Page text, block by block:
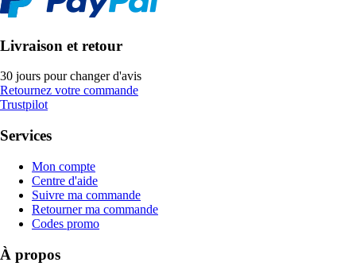
Livraison et retour
30 jours pour changer d'avis
Retournez votre commande
Trustpilot
Services
Mon compte
Centre d'aide
Suivre ma commande
Retourner ma commande
Codes promo
À propos